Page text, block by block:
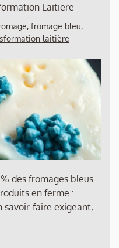
Laitiere
, fromage bleu,
laitière
des fromages bleus
en ferme :
savoir-faire exigeant,…